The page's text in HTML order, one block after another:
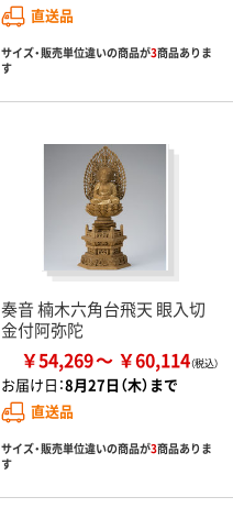
直送品
サイズ・販売単位違いの商品が3商品ありま
す
奏音 楠木六角台飛天 眼入切
金付阿弥陀
￥54,269 ￥60,114
お届け日：8月27日（木）まで
直送品
サイズ・販売単位違いの商品が3商品ありま
す